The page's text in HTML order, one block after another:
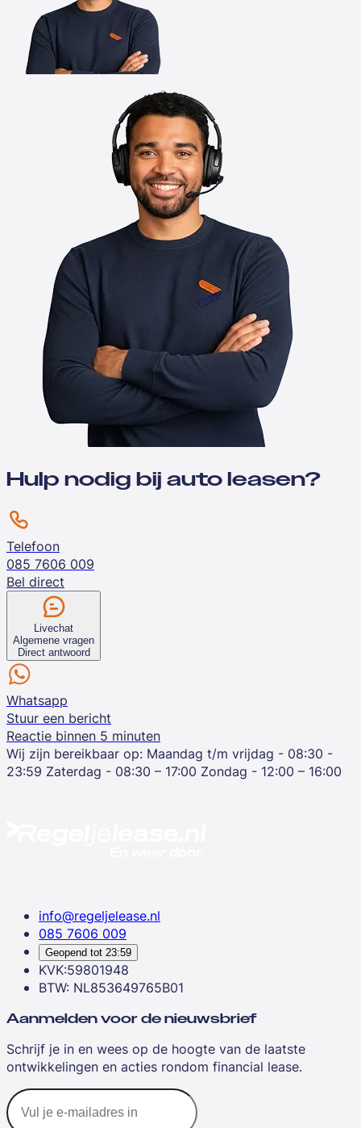
Hulp nodig bij auto leasen?
Telefoon
085 7606 009
Bel direct
Livechat
Algemene vragen
Direct antwoord
Whatsapp
Stuur een bericht
Reactie binnen 5 minuten
Wij zijn bereikbaar op: Maandag t/m vrijdag - 08:30 -
23:59 Zaterdag - 08:30 – 17:00 Zondag - 12:00 – 16:00
info@regeljelease.nl
085 7606 009
Geopend tot 23:59
KVK:59801948
BTW: NL853649765B01
Aanmelden voor de nieuwsbrief
Schrijf je in en wees op de hoogte van de laatste
ontwikkelingen en acties rondom financial lease.